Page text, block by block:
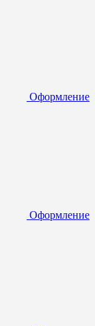
Оформление
Оформление